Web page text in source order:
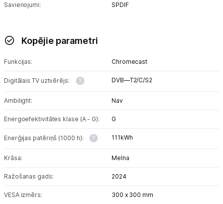
Savienojumi: SPDIF
Kopējie parametri
Funkcijas: Chromecast
Digitālais TV uztvērējs: DVB—T2/C/S2
Ambilight: Nav
Energoefektivitātes klase (A - G): G
Enerģijas patēriņš (1000 h): 111kWh
Krāsa: Melna
Ražošanas gads: 2024
VESA izmērs: 300 x 300 mm